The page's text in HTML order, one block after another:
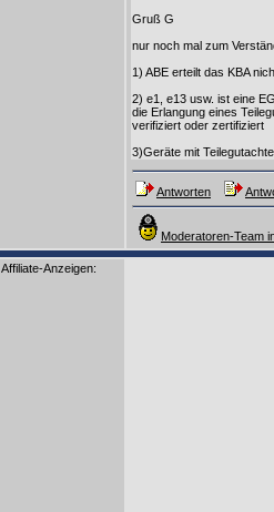
Gruß G
nur noch mal zum
1) ABE erteilt das KBA
2) e1, e13 usw. ist eine
die Erlangung eines
verifiziert oder zertifiziert
3)Geräte mit
Antworten
Moderatoren-Team
Affiliate-Anzeigen: